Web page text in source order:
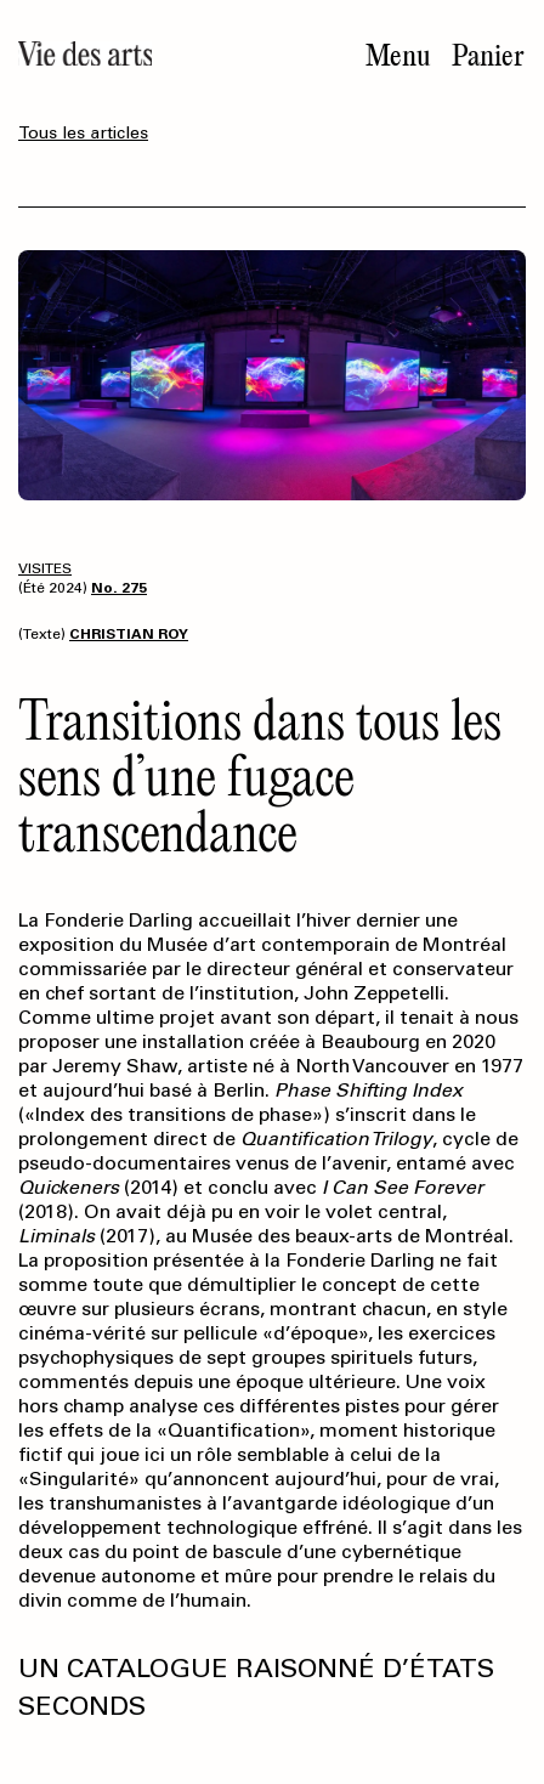
au
contenu
Menu Panier
Tous les articles
VISITES
(Été 2024) No. 275
(Texte) CHRISTIAN ROY
Transitions dans tous les
sens d’une fugace
transcendance
La Fonderie Darling accueillait l’hiver dernier une
exposition du Musée d’art contemporain de Montréal
commissariée par le directeur général et conservateur
en chef sortant de l’institution, John Zeppetelli.
Comme ultime projet avant son départ, il tenait à nous
proposer une installation créée à Beaubourg en 2020
par Jeremy Shaw, artiste né à North Vancouver en 1977
et aujourd’hui basé à Berlin. Phase Shifting Index
(«Index des transitions de phase») s’inscrit dans le
prolongement direct de Quantification Trilogy, cycle de
pseudo-documentaires venus de l’avenir, entamé avec
Quickeners(2014) et conclu avec I Can See Forever
(2018). On avait déjà pu en voir le volet central,
Liminals(2017), au Musée des beaux-arts de Montréal.
La proposition présentée à la Fonderie Darling ne fait
somme toute que démultiplier le concept de cette
œuvre sur plusieurs écrans, montrant chacun, en style
cinéma-vérité sur pellicule «d’époque», les exercices
psychophysiques de sept groupes spirituels futurs,
commentés depuis une époque ultérieure. Une voix
hors champ analyse ces différentes pistes pour gérer
les effets de la «Quantification», moment historique
fictif qui joue ici un rôle semblable à celui de la
«Singularité» qu’annoncent aujourd’hui, pour de vrai,
les transhumanistes à l’avantgarde idéologique d’un
développement technologique effréné. Il s’agit dans les
deux cas du point de bascule d’une cybernétique
devenue autonome et mûre pour prendre le relais du
divin comme de l’humain.
UN CATALOGUE RAISONNÉ D’ÉTATS
SECONDS